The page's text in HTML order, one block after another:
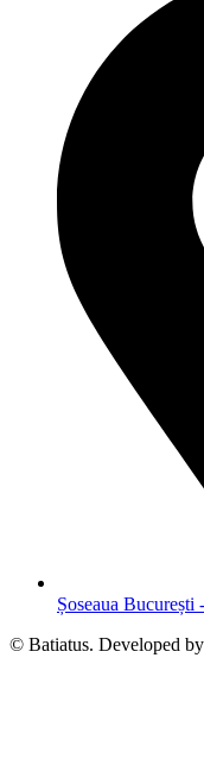
Șoseaua
© Batiatus. Developed by